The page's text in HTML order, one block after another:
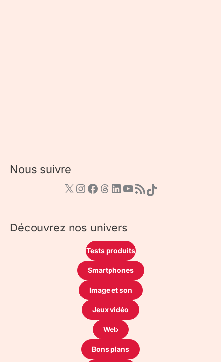
Nous suivre
Découvrez nos univers
Tests produits
Smartphones
Image et son
Jeux vidéo
Web
Bons plans